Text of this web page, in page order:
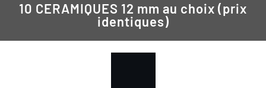
10 CERAMIQUES 12 mm au choix (prix
identiques)